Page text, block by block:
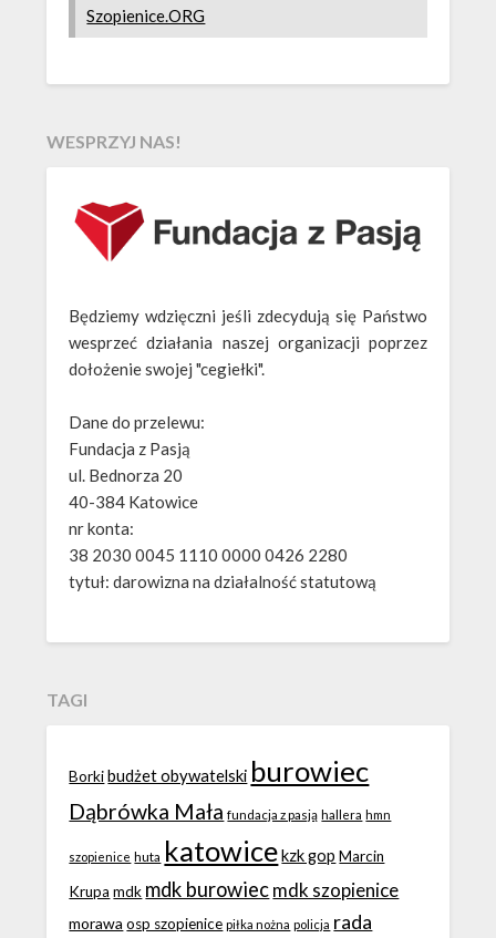
Szopienice.ORG
WESPRZYJ NAS!
Będziemy wdzięczni jeśli zdecydują się Państwo
wesprzeć działania naszej organizacji poprzez
dołożenie swojej "cegiełki".
Dane do przelewu:
Fundacja z Pasją
ul. Bednorza 20
40-384 Katowice
nr konta:
38 2030 0045 1110 0000 0426 2280
tytuł: darowizna na działalność statutową
TAGI
Borki budżet obywatelski burowiec
Dąbrówka Mała fundacja z pasją hallera hmn
szopienice huta katowice kzk gop Marcin
Krupa mdk mdk burowiecmdk szopienice
morawa osp szopienice piłka nożna policja rada